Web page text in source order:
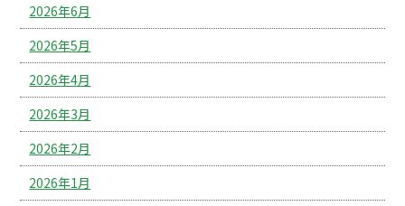
2026年6月
2026年5月
2026年4月
2026年3月
2026年2月
2026年1月